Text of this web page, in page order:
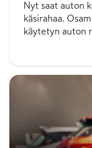
Nyt saat auton
käsirahaa.
käytetyn auton